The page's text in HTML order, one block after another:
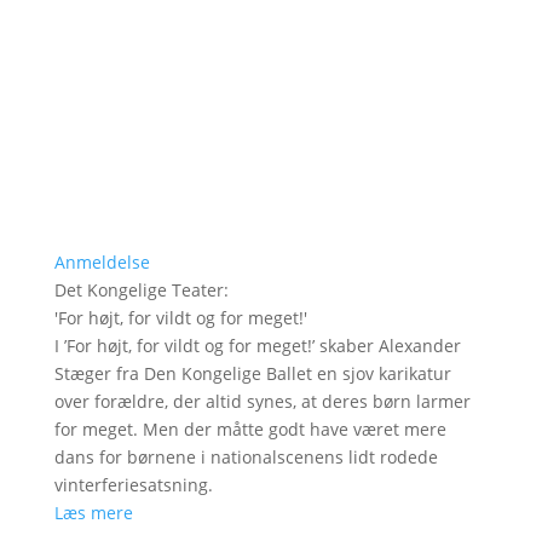
Anmeldelse
Det Kongelige Teater:
'For højt, for vildt og for meget!'
I ’For højt, for vildt og for meget!’ skaber Alexander
Stæger fra Den Kongelige Ballet en sjov karikatur
over forældre, der altid synes, at deres børn larmer
for meget. Men der måtte godt have været mere
dans for børnene i nationalscenens lidt rodede
vinterferiesatsning.
Læs mere